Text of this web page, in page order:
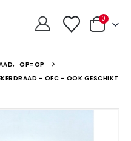
0
, OP=OP
– OFC – OOK GESCHIKT